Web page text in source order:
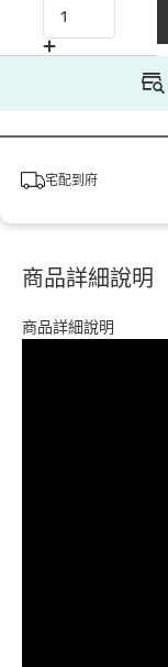
宅配到府
商品詳細說明
商品詳細說明